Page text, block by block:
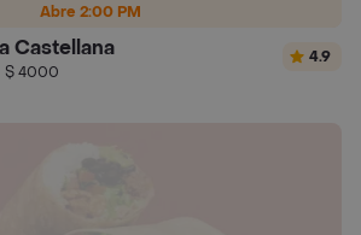
Abre 2:00 PM
Castellana
$ 4000
4.9